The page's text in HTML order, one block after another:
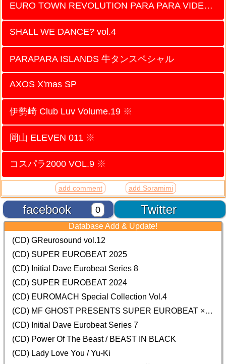
EURO TOWN REVOLUTION PARA PARA VIDEO vol.20
SHALL WE DANCE? vol.4
PARAPARA ISLANDS 牛タンスペシャル
AXOS X'mas SP
伊勢崎 Club Luv Volume.19 ※
岡山 ELEVEN 011 ※
コスパラ2000 VOL.9 ※
add comment add Soramimi
Twitter
facebook 0
Database Add & Update!
(CD) GReurosound vol.12
(CD) SUPER EUROBEAT 2025
(CD) Initial Dave Eurobeat Series 8
(CD) SUPER EUROBEAT 2024
(CD) EUROMACH Special Collection Vol.4
(CD) MF GHOST PRESENTS SUPER EUROBEAT × ORIGINAL SOUNDTRACK NEW COLLECTION
(CD) Initial Dave Eurobeat Series 7
(CD) Power Of The Beast / BEAST IN BLACK
(CD) Lady Love You / Yu-Ki